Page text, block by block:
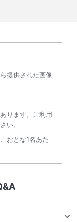
提供された画像
ります。ご利用
い。
おとな1名あた